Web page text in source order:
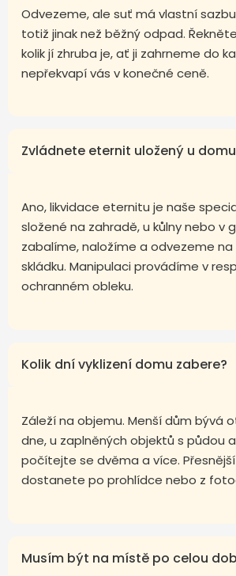
Odvezeme, ale suť má vlastní
totiž jinak než běžný odpad.
kolik jí zhruba je, ať ji zahrneme do
nepřekvapí vás v konečné ceně.
Zvládnete eternit uložený u
Ano, likvidace eternitu je naše
složené na zahradě, u kůlny nebo v
zabalíme, naložíme a odvezeme
skládku. Manipulaci provádíme v
ochranném obleku.
Kolik dní vyklizení domu zabere?
Záleží na objemu. Menší dům bývá
dne, u zaplněných objektů s půdou
počítejte se dvěma a více.
dostanete po prohlídce nebo z
Musím být na místě po celou